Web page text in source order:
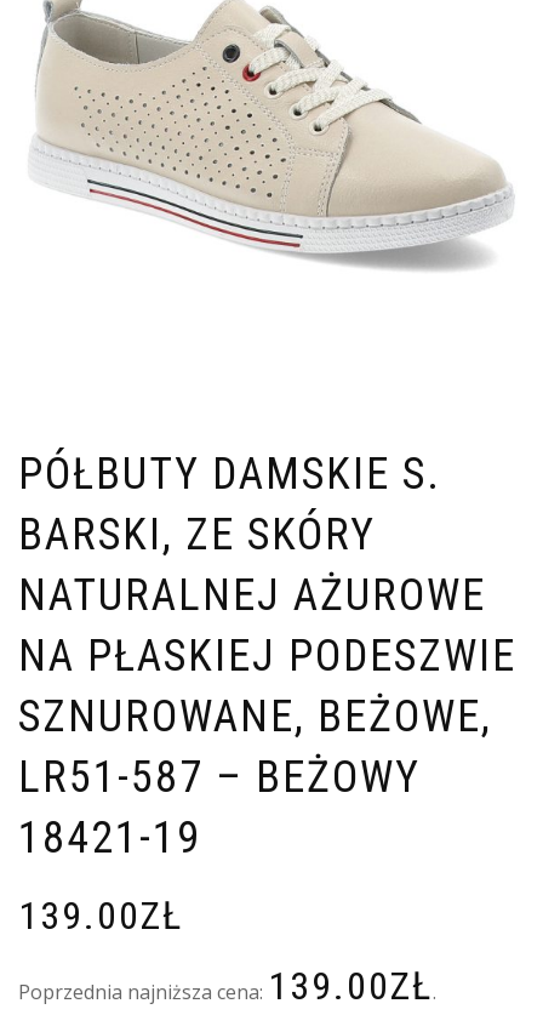
PÓŁBUTY DAMSKIE S.
BARSKI, ZE SKÓRY
NATURALNEJ AŻUROWE
NA PŁASKIEJ PODESZWIE
SZNUROWANE, BEŻOWE,
LR51-587 – BEŻOWY
18421-19
139.00ZŁ
Poprzednia najniższa cena: 139.00ZŁ.